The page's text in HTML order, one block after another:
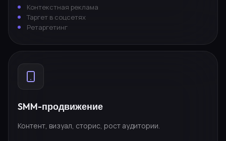
Контекстная реклама
Таргет в соцсетях
Ретаргетинг
SMM-продвижение
Контент, визуал, сторис, рост аудитории.